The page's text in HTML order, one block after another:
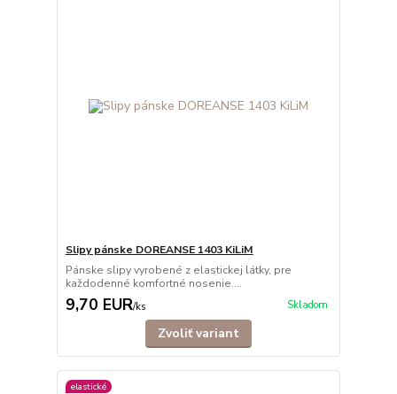
Slipy pánske DOREANSE 1403 KiLiM
Pánske slipy vyrobené z elastickej látky, pre
každodenné komfortné nosenie....
9,70 EUR/ks Skladom
Zvoliť variant
elastické